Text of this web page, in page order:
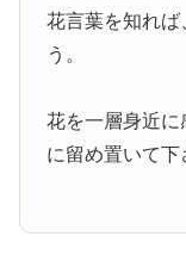
花言葉を知れば
う。
花を一層身近
に留め置いて下